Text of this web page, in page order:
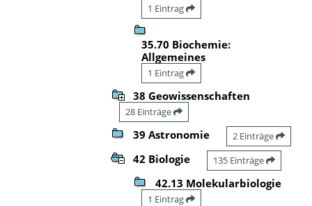
1 Eintrag
35.70 Biochemie:
Allgemeines
1 Eintrag
38 Geowissenschaften
28 Einträge
39 Astronomie 2 Einträge
42 Biologie 135 Einträge
42.13 Molekularbiologie
1 Eintrag